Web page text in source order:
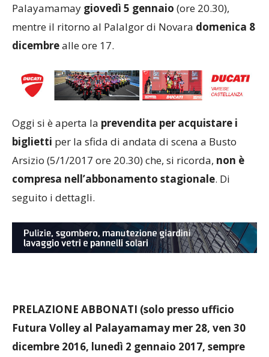
Palayamamay giovedì 5 gennaio (ore 20.30),
mentre il ritorno al PalaIgor di Novara domenica 8
dicembrealle ore 17.
Oggi si è aperta la prevendita per acquistare i
biglietti per la sfida di andata di scena a Busto
Arsizio (5/1/2017 ore 20.30) che, si ricorda, non è
compresa nell’abbonamento stagionale. Di
seguito i dettagli.
PRELAZIONE ABBONATI (solo presso ufficio
Futura Volley al Palayamamay mer 28, ven 30
dicembre 2016, lunedì 2 gennaio 2017, sempre